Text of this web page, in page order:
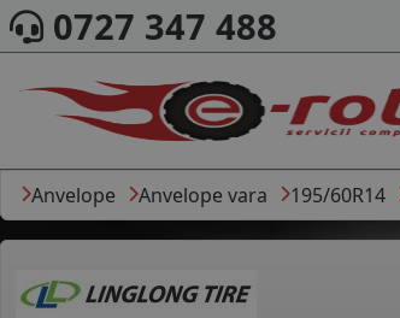
0727 347 488
Anvelope Anvelope vara 195/60R14